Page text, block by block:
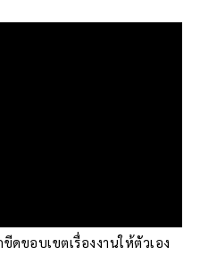
ดขอบเขตเรื่องงานให้ตัวเอง